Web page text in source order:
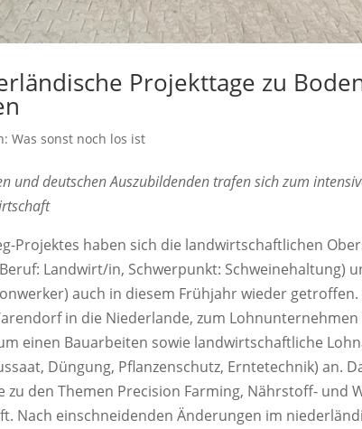
Projekttage zu
Was sonst noch los ist
und deutschen Auszubildenden trafen sich zum
Projektes haben sich die landwirtschaftlichen
Landwirt/in, Schwerpunkt: Schweinehaltung)
auch in diesem Frühjahr wieder
in die Niederlande, zum Lohnunternehmen
einen Bauarbeiten sowie landwirtschaftliche
Düngung, Pflanzenschutz, Erntetechnik) an.
zu den Themen Precision Farming, Nährstoff- und
Nach einschneidenden Änderungen im